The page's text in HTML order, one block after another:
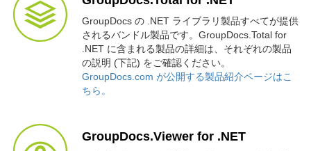
GroupDocs の .NET ライブラリ製品すべてが提供
されるバンドル製品です。GroupDocs.Total for
.NET に含まれる製品の詳細は、それぞれの製品
の説明 (下記) をご確認ください。
GroupDocs.com が公開する製品紹介ページはこ
ちら。
GroupDocs.Viewer for .NET